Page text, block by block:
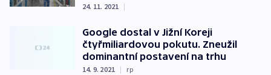
24. 11. 2021 |
Google dostal v Jižní Koreji
čtyřmiliardovou pokutu. Zneužil
dominantní postavení na trhu
14. 9. 2021 | rp